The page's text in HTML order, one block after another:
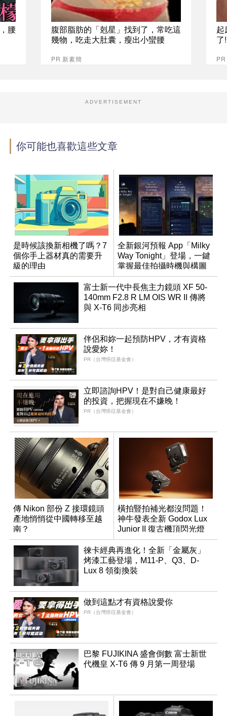
腰
腹部脂肪的「剋星」找到了，常吃這
幾物，吃走大肚囊，瘦出小蠻腰
PR 新素簡
起
了
ADVERTISEMENT
你可能也喜歡這些文章
是時候該換新相機了嗎？7
個你手上器材真的需要升
級的理由
全新銀河預報 App「Milky
Way Tonight」登場，一鍵
掌握最佳拍攝時機與構圖
富士新一代中長焦主力鏡頭 XF 50-
140mm F2.8 R LM OIS WR II 傳將
與 X-T6 同步亮相
伴侶和妳一起預防HPV，才有資格
說愛妳！
PR（台灣癌症基金會）
立即諮詢HPV！是對自己健康最好
的投資，把握現在不嫌晚！
PR（台灣癌症基金會）
傳 Nikon 部份 Z 接環鏡頭
產地悄悄從中國轉移至越
南？
橫拍豎拍補光都沒問題！
神牛發表全新 Godox Lux
Junior II 復古機頂閃光燈
徠卡經典再進化！全新「金屬灰」
烤漆工藝登場，M11-P、Q3、D-
Lux 8 領銜換裝
做到這點才有資格說愛你
PR（台灣癌症基金會）
巴黎 FUJIKINA 盛會倒數 富士新世
代機皇 X-T6 傳 9 月第一周登場